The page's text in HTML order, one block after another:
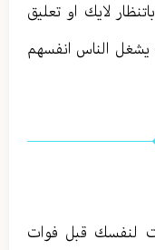
لايك او تعليق
يشغل الناس انفسهم
لنفسك قبل فوات